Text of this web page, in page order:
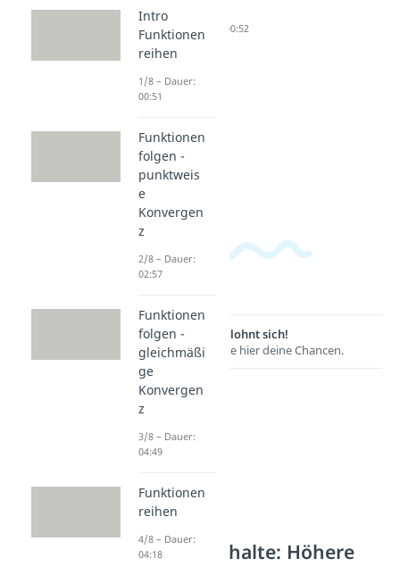
Dauer: 00:52
Lernen lohnt sich!
Entdecke hier deine Chancen.
Weitere Inhalte: Höhere
Intro
Funktionen
reihen
1/8 – Dauer:
00:51
Funktionen
folgen -
punktweis
e
Konvergen
z
2/8 – Dauer:
02:57
Funktionen
folgen -
gleichmäßi
ge
Konvergen
z
3/8 – Dauer:
04:49
Funktionen
reihen
4/8 – Dauer:
04:18